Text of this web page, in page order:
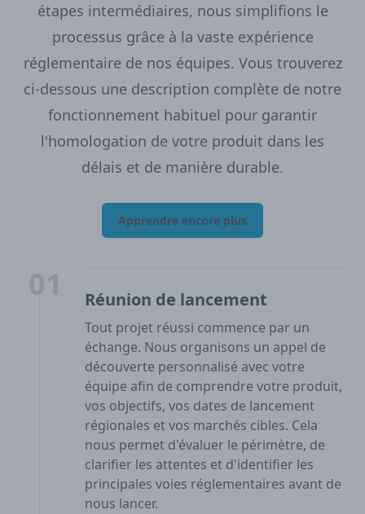
étapes intermédiaires, nous simplifions le
processus grâce à la vaste expérience
réglementaire de nos équipes. Vous trouverez
ci-dessous une description complète de notre
fonctionnement habituel pour garantir
l'homologation de votre produit dans les
délais et de manière durable.
Apprendre encore plus
Réunion de lancement
Tout projet réussi commence par un
échange. Nous organisons un appel de
découverte personnalisé avec votre
équipe afin de comprendre votre produit,
vos objectifs, vos dates de lancement
régionales et vos marchés cibles. Cela
nous permet d'évaluer le périmètre, de
clarifier les attentes et d'identifier les
principales voies réglementaires avant de
nous lancer.